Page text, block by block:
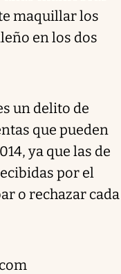
maquillar los
en los dos
un delito de
que pueden
ya que las de
por el
o rechazar cada